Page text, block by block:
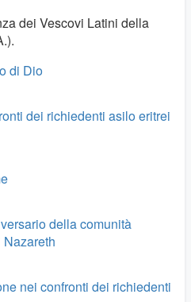
dei Vescovi Latini della
di Dio
dei richiedenti asilo eritrei
della comunità
nei confronti dei richiedenti